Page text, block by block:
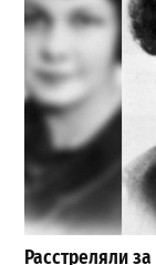
Расстреляли